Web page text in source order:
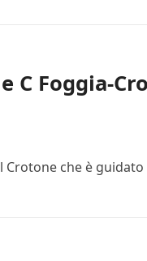
C Foggia-
Crotone che è